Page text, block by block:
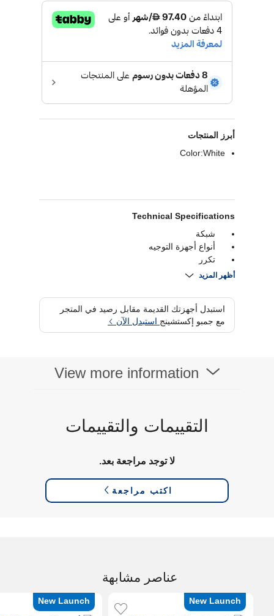
أبرز المنتجات
Color:White
Technical Specifications
شبكة
أنواع أجهزة التوجيه
تكرر
الاتصال
الهوائيات
أظهر المزيد
استبدل أجهزتك القديمة مقابل رصيد في المتجر
مع جمبو إكستشينج استبدل الآن
View more information
التقييمات والتقييمات
لا توجد مراجعة بعد.
اكتب مراجعة
عناصر مشابهة
New Launch
New Launch